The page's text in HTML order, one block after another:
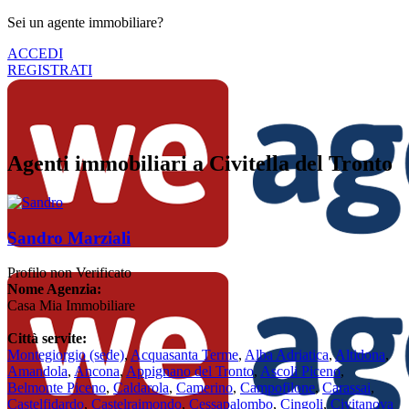
Sei un agente immobiliare?
ACCEDI
REGISTRATI
Agenti immobiliari a Civitella del Tronto
Sandro Marziali
Profilo non Verificato
Nome Agenzia:
Casa Mia Immobiliare
Città servite:
Montegiorgio (sede),Acquasanta Terme, Alba Adriatica,Altidona,
Amandola, Ancona,Appignano del Tronto, Ascoli Piceno,
Belmonte Piceno, Caldarola, Camerino, Campofilone,Carassai,
Castelfidardo, Castelraimondo, Cessapalombo, Cingoli,Civitanova